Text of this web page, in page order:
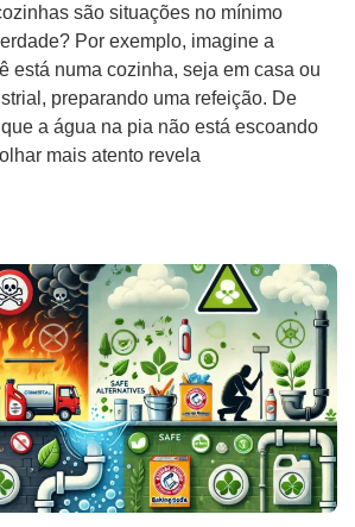
são situações no mínimo
Por exemplo, imagine a
está numa cozinha, seja em casa ou
preparando uma refeição. De
a água na pia não está escoando
mais atento revela